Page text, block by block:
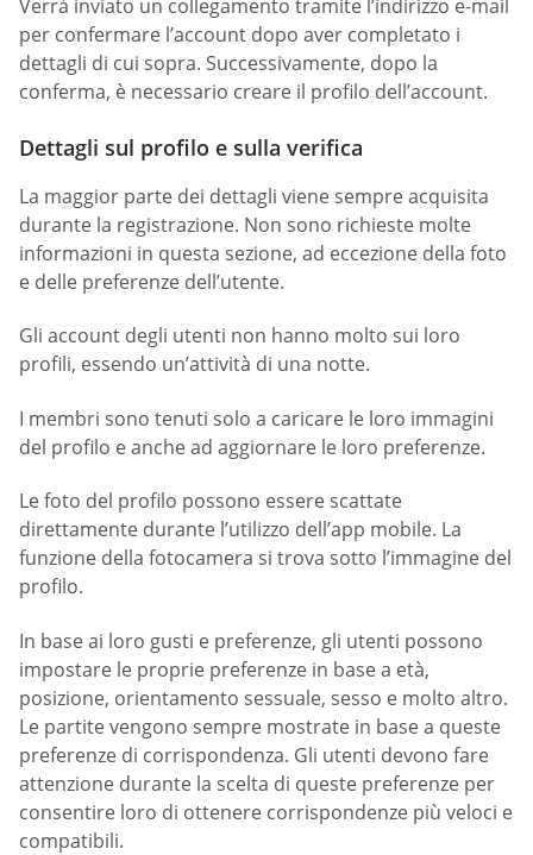
Verrà inviato un collegamento tramite l’indirizzo e-mail
per confermare l’account dopo aver completato i
dettagli di cui sopra. Successivamente, dopo la
conferma, è necessario creare il profilo dell’account.
Dettagli sul profilo e sulla verifica
La maggior parte dei dettagli viene sempre acquisita
durante la registrazione. Non sono richieste molte
informazioni in questa sezione, ad eccezione della foto
e delle preferenze dell’utente.
Gli account degli utenti non hanno molto sui loro
profili, essendo un’attività di una notte.
I membri sono tenuti solo a caricare le loro immagini
del profilo e anche ad aggiornare le loro preferenze.
Le foto del profilo possono essere scattate
direttamente durante l’utilizzo dell’app mobile. La
funzione della fotocamera si trova sotto l’immagine del
profilo.
In base ai loro gusti e preferenze, gli utenti possono
impostare le proprie preferenze in base a età,
posizione, orientamento sessuale, sesso e molto altro.
Le partite vengono sempre mostrate in base a queste
preferenze di corrispondenza. Gli utenti devono fare
attenzione durante la scelta di queste preferenze per
consentire loro di ottenere corrispondenze più veloci e
compatibili.